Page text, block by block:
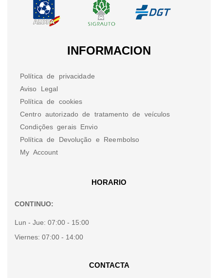
INFORMACION
Política de privacidade
Aviso Legal
Política de cookies
Centro autorizado de tratamento de veículos
Condições gerais Envio
Política de Devolução e Reembolso
My Account
HORARIO
CONTINUO:
Lun - Jue: 07:00 - 15:00
Viernes: 07:00 - 14:00
CONTACTA